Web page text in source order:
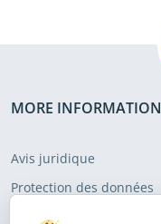
MORE INFORMATION
Avis juridique
Protection des données
Politique en matière de